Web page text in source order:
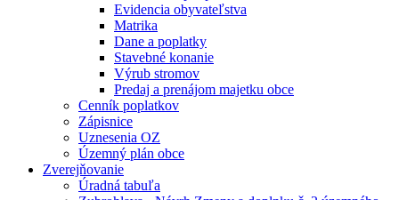
Evidencia obyvateľstva
Matrika
Dane a poplatky
Stavebné konanie
Výrub stromov
Predaj a prenájom majetku obce
Cenník poplatkov
Zápisnice
Uznesenia OZ
Územný plán obce
Zverejňovanie
Úradná tabuľa